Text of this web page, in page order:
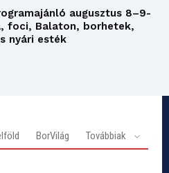
augusztus 8–9-
foci, Balaton, borhetek,
nyári esték
BorVilág Továbbiak